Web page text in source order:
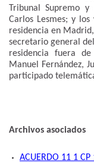
Tribunal Supremo
Carlos Lesmes; y
residencia en
secretario general del
residencia fuera
Manuel Fernández,
participado
Archivos asociados
ACUERDO 11 1